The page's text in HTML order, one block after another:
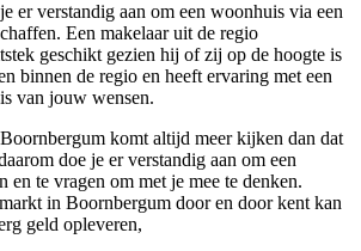
er verstandig aan om een woonhuis via een
Een makelaar uit de regio
geschikt gezien hij of zij op de hoogte is
binnen de regio en heeft ervaring met een
van jouw wensen.
komt altijd meer kijken dan dat
doe je er verstandig aan om een
en te vragen om met je mee te denken.
in Boornbergum door en door kent kan
geld opleveren,